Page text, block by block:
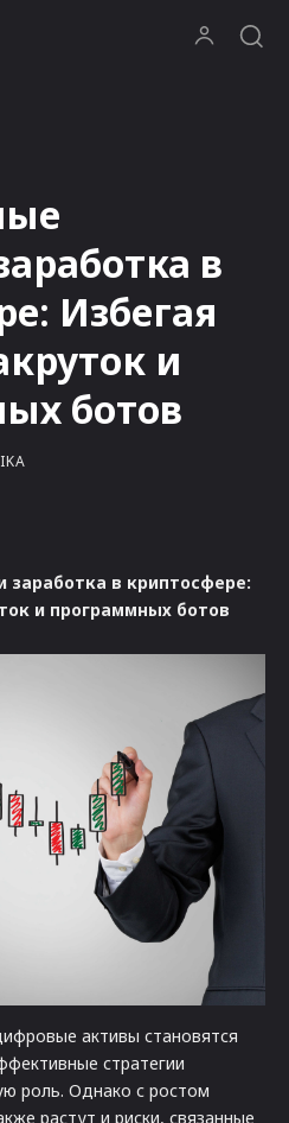
в
Избегая
и
ботов
в криптосфере:
и программных ботов
активы становятся
стратегии
роль. Однако с ростом
растут и риски, связанные